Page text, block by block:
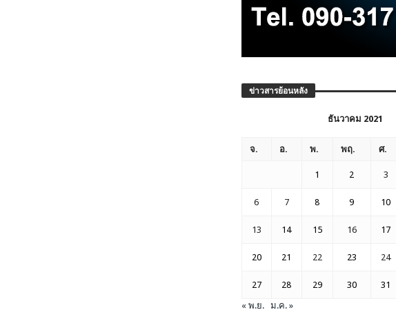
ข่าวสารย้อนหลัง
ธันวาคม 2021
จ. อ. พ. พฤ. ศ.
1 2 3
6 7 8 9 10
13 14 15 16 17
20 21 22 23 24
27 28 29 30
31
« พ.ย.
ม.ค. »